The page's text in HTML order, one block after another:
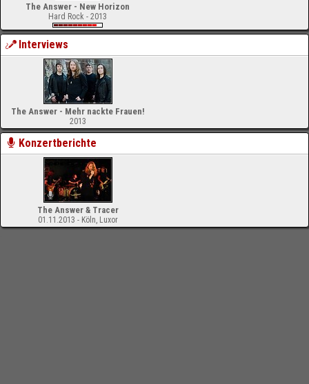
The Answer - New Horizon
Hard Rock - 2013
Interviews
The Answer - Mehr nackte Frauen!
2013
Konzertberichte
The Answer & Tracer
01.11.2013 - Köln, Luxor